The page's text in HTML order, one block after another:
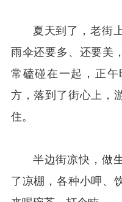
夏天到了，老街
雨伞还要多、还要美
常磕碰在一起，正
方，落到了街心上，
住。
半边街凉快，做
了凉棚，各种小呷、